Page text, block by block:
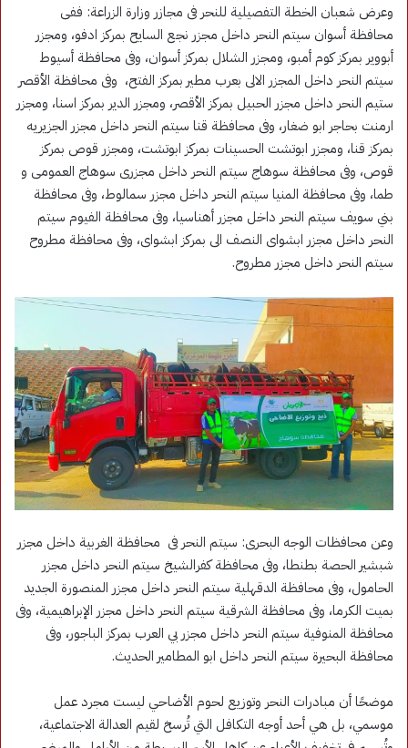
وعرض شعبان الخطة التفصيلية للنحر فى مجازر وزارة الزراعة: ففى
محافظة أسوان سيتم النحر داخل مجزر نجع السايح بمركز ادفو، ومجزر
أبووير بمركز كوم أمبو، ومجزر الشلال بمركز أسوان، وفى محافظة أسيوط
سيتم النحر داخل المجزر الالى بعرب مطير بمركز الفتح، وفى محافظة الأقصر
ستيم النحر داخل مجزر الحبيل بمركز الأقصر، ومجزر الدير بمركز اسنا، ومجزر
ارمنت بحاجر ابو ضغار، وفى محافظة قنا سيتم النحر داخل مجزر الجزيريه
بمركز قنا، ومجزر ابوتشت الحسينات بمركز ابوتشت، ومجزر قوص بمركز
قوص، وفى محافظة سوهاج سيتم النحر داخل مجزرى سوهاج العمومى و
طما، وفى محافظة المنيا سيتم النحر داخل مجزر سمالوط، وفى محافظة
بني سويف سيتم النحر داخل مجزر أهناسيا، وفى محافظة الفيوم سيتم
النحر داخل مجزر ابشواى النصف الى بمركز ابشواى، وفى محافظة مطروح
سيتم النحر داخل مجزر مطروح.
وعن محافظات الوجه البحرى: سيتم النحر فى محافظة الغربية داخل مجزر
شبشير الحصة بطنطا، وفى محافظة كفرالشيخ سيتم النحر داخل مجزر
الحامول، وفى محافظة الدقهلية سيتم النحر داخل مجزر المنصورة الجديد
بميت الكرما، وفى محافظة الشرقية سيتم النحر داخل مجزر الإبراهيمية، وفى
محافظة المنوفية سيتم النحر داخل مجزر بي العرب بمركز الباجور، وفى
محافظة البحيرة سيتم النحر داخل ابو المطامير الحديث.
موضحًا أن مبادرات النحر وتوزيع لحوم الأضاحي ليست مجرد عمل
موسمي، بل هي أحد أوجه التكافل التي تُرسخ لقيم العدالة الاجتماعية،